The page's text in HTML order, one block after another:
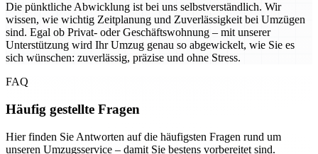
Die pünktliche Abwicklung ist bei uns selbstverständlich. Wir
wissen, wie wichtig Zeitplanung und Zuverlässigkeit bei Umzügen
sind. Egal ob Privat- oder Geschäftswohnung – mit unserer
Unterstützung wird Ihr Umzug genau so abgewickelt, wie Sie es
sich wünschen: zuverlässig, präzise und ohne Stress.
FAQ
Häufig gestellte Fragen
Hier finden Sie Antworten auf die häufigsten Fragen rund um
unseren Umzugsservice – damit Sie bestens vorbereitet sind.